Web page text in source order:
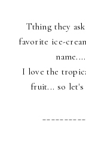
Tthing they
favorite ice-
I love the
fruit... so